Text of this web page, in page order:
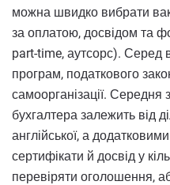
можна швидко вибрати
за оплатою, досвідом та
part-time, аутсорс). Серед
програм, податкового
самоорганізації. Середня
бухгалтера залежить від
англійської, а
сертифікати й досвід у
перевіряти оголошення,